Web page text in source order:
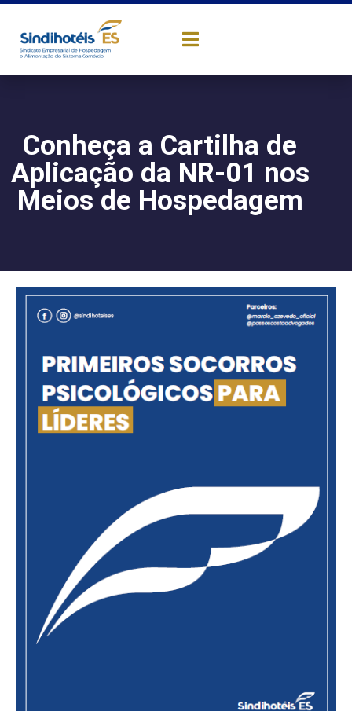
Conheça a Cartilha de
Aplicação da NR-01 nos
Meios de Hospedagem